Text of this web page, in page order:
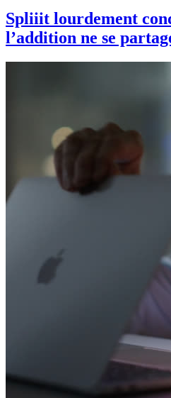
Spliiit lourdement
l’addition ne se